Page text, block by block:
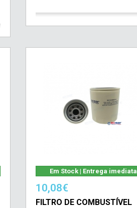
Em Stock | Entrega imediata
10,08€
FILTRO DE COMBUSTÍVEL